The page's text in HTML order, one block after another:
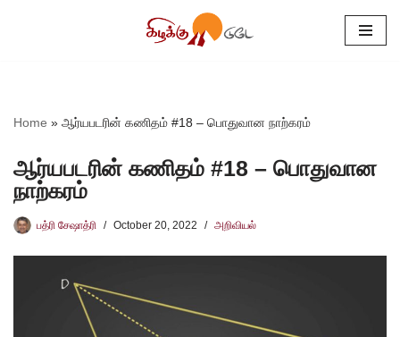
Home » ஆர்யபடரின் கணிதம் #18 – பொதுவான நாற்கரம்
ஆர்யபடரின் கணிதம் #18 – பொதுவான
நாற்கரம்
பத்ரி சேஷாத்ரி October 20, 2022 அறிவியல்